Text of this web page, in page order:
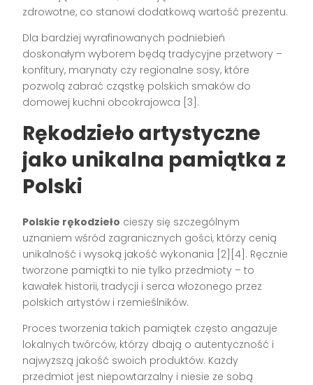
zdrowotne, co stanowi dodatkową wartość prezentu.
Dla bardziej wyrafinowanych podniebień
doskonałym wyborem będą tradycyjne przetwory –
konfitury, marynaty czy regionalne sosy, które
pozwolą zabrać cząstkę polskich smaków do
domowej kuchni obcokrajowca [3].
Rękodzieło artystyczne
jako unikalna pamiątka z
Polski
Polskie rękodzieło cieszy się szczególnym
uznaniem wśród zagranicznych gości, którzy cenią
unikalność i wysoką jakość wykonania [2][4]. Ręcznie
tworzone pamiątki to nie tylko przedmioty – to
kawałek historii, tradycji i serca włożonego przez
polskich artystów i rzemieślników.
Proces tworzenia takich pamiątek często angażuje
lokalnych twórców, którzy dbają o autentyczność i
najwyższą jakość swoich produktów. Każdy
przedmiot jest niepowtarzalny i niesie ze sobą